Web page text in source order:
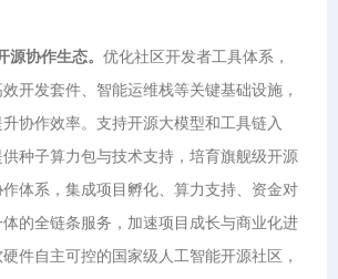
源协作生态。 优化社区开发者工具体系，
开发套件、智能运维栈等关键基础设施，
协作效率。支持开源大模型和工具链入
种子算力包与技术支持，培育旗舰级开源
体系，集成项目孵化、算力支持、资金对
的全链条服务，加速项目成长与商业化进
件自主可控的国家级人工智能开源社区，